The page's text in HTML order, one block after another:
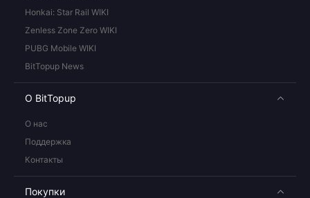
Honkai: Star Rail WIKI
Zenless Zone Zero WIKI
PUBG Mobile WIKI
BitTopup News
О BitTopup
О нас
Поддержка
Контакты
Покупки